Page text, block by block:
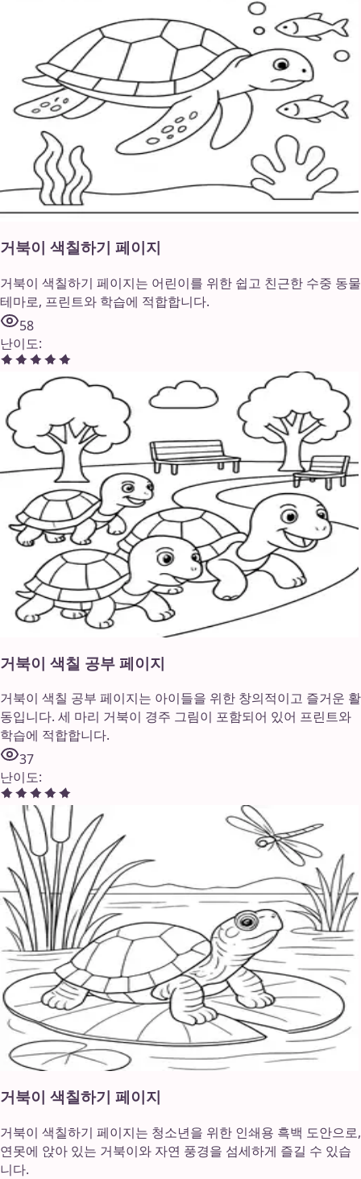
거북이 색칠하기 페이지
거북이 색칠하기 페이지는 어린이를 위한 쉽고 친근한 수중 동물
테마로, 프린트와 학습에 적합합니다.
58
난이도:
거북이 색칠 공부 페이지
거북이 색칠 공부 페이지는 아이들을 위한 창의적이고 즐거운 활
동입니다. 세 마리 거북이 경주 그림이 포함되어 있어 프린트와
학습에 적합합니다.
37
난이도:
거북이 색칠하기 페이지
거북이 색칠하기 페이지는 청소년을 위한 인쇄용 흑백 도안으로,
연못에 앉아 있는 거북이와 자연 풍경을 섬세하게 즐길 수 있습
니다.